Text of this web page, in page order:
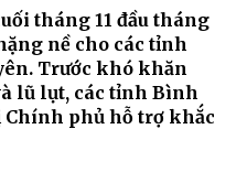
tháng 11 đầu tháng
nề cho các tỉnh
Trước khó khăn
lũ lụt, các tỉnh Bình
phủ hỗ trợ khắc